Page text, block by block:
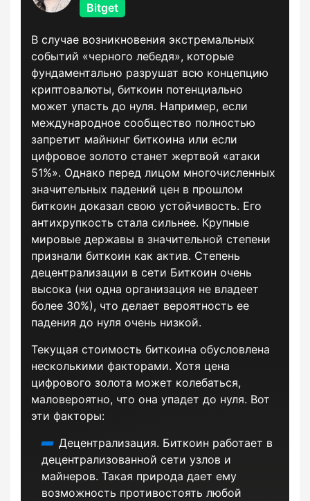
Bitget
В случае возникновения экстремальных
событий «черного лебедя», которые
фундаментально разрушат всю концепцию
криптовалюты, биткоин потенциально
может упасть до нуля. Например, если
международное сообщество полностью
запретит майнинг биткоина или если
цифровое золото станет жертвой «атаки
51%». Однако перед лицом многочисленных
значительных падений цен в прошлом
биткоин доказал свою устойчивость. Его
антихрупкость стала сильнее. Крупные
мировые державы в значительной степени
признали биткоин как актив. Степень
децентрализации в сети Биткоин очень
высока (ни одна организация не владеет
более 30%), что делает вероятность ее
падения до нуля очень низкой.
Текущая стоимость биткоина обусловлена
несколькими факторами. Хотя цена
цифрового золота может колебаться,
маловероятно, что она упадет до нуля. Вот
эти факторы:
Децентрализация. Биткоин работает в
децентрализованной сети узлов и
майнеров. Такая природа дает ему
возможность противостоять любой